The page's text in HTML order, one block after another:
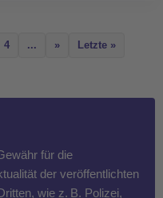
4 ... » Letzte »
für die
der veröffentlichten
wie z. B. Polizei,